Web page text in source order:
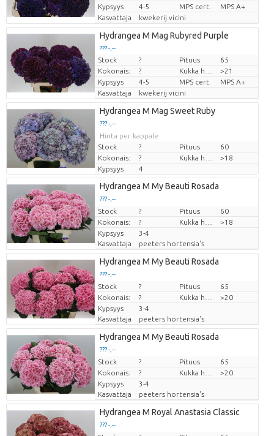
Kypsyys
4-5 MPS cert.
MPS A+
Kasvattaja
kwekerij vicini
Hydrangea M Mag Rubyred Purple
??? -,--
Hinta per kappale
Stock ? Pituus
65
Kokonais:
?
>21
Kypsyys
4-5 MPS cert.
MPS A+
Kasvattaja
kwekerij vicini
Hydrangea M Mag Sweet Ruby
??? -,--
Hinta per kappale
Stock
? Pituus
60
Kokonais:
?
>18
Kypsyys
4
Hydrangea M My Beauti Rosada
??? -,--
Hinta per kappale
Stock ? Pituus
60
Kokonais:
?
>18
Kypsyys
3-4
Kasvattaja
peeters hortensia's
Hydrangea M My Beauti Rosada
??? -,--
Hinta per kappale
Stock ? Pituus
65
Kokonais:
?
>20
Kypsyys
3-4
Kasvattaja
peeters hortensia's
Hydrangea M My Beauti Rosada
??? -,--
Hinta per kappale
Stock ? Pituus
65
Kokonais:
?
>20
Kypsyys
3-4
Kasvattaja
peeters hortensia's
Hydrangea M Royal Anastasia Classic
??? -,--